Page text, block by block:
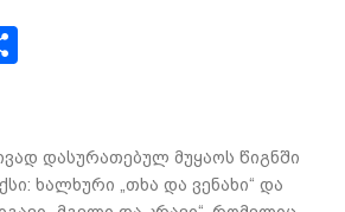
დასურათებულ მუყაოს წიგნში
ხალხური „თხა და ვენახი“ და